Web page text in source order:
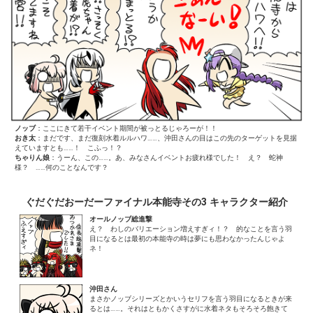
ノッブ：ここにきて若干イベント期間が被っとるじゃろーが！！
おき太：まだです、まだ復刻水着ルルハワ……、沖田さんの目はこの先のターゲットを見据
えていますとも……！ こふっ！？
ちゃりん娘：うーん、この……。あ、みなさんイベントお疲れ様でした！ え？ 蛇神
様？ ……何のことなんです？
ぐだぐだおーだーファイナル本能寺その3 キャラクター紹介
オールノッブ総進撃
え？ わしのバリエーション増えすぎィ！？ 的なことを言う羽
目になるとは最初の本能寺の時は夢にも思わなかったんじゃよ
ネ！
沖田さん
まさかノッブシリーズとかいうセリフを言う羽目になるときが来
るとは……。それはともかくさすがに水着ネタもそろそろ飽きて